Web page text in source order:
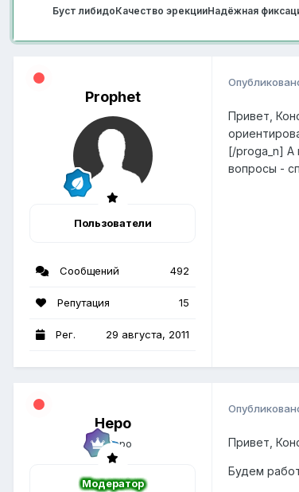
Буст либидоКачество эрекцииНадёжная
Prophet
Пользователи
Сообщений 492
Репутация 15
Рег. 29 августа, 2011
Привет,
[/proga_n] А
вопросы -
Неро
Модератор
Привет,
Будем